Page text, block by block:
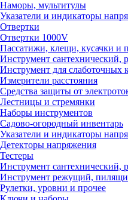
Наморы, мультитулы
Указатели и индикаторы
Отвертки
Отвертки 1000V
Пассатижи, клещи, кусачки и
Инструмент сантехнический,
Инструмент для слаботочных
Измерители расстояния
Средства защиты от
Лестницы и стремянки
Наборы инструментов
Садово-огородный инвентарь
Указатели и индикаторы
Детекторы напряжения
Тестеры
Инструмент сантехнический,
Инструмент режущий,
Рулетки, уровни и прочее